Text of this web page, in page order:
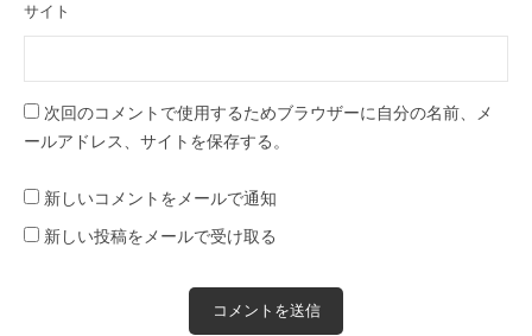
サイト
次回のコメントで使用するためブラウザーに自分の名前、メ
ールアドレス、サイトを保存する。
新しいコメントをメールで通知
新しい投稿をメールで受け取る